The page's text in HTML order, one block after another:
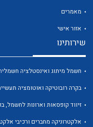
לכל מוצרי היצרן
מאמרים
אזור אישי
שירותינו
חשמל מיתוג ואינסטלציה
בקרה רובוטיקה ואוטומציה
זיווד קופסאות וארונות לחשמל,
אלקטרוניקה מחברים ורכיבי